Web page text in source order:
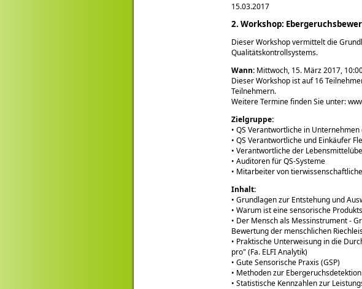
15.03.2017
2. Workshop:
Dieser Workshop vermittelt die
Qualitätskontrollsystems.
Wann: Mittwoch, 15. März 2017,
Dieser Workshop ist auf 16
Teilnehmern.
Weitere Termine finden Sie unter:
Zielgruppe:
• QS Verantwortliche in
• QS Verantwortliche und Einkäufer
• Verantwortliche der
• Auditoren für QS-Systeme
• Mitarbeiter von
Inhalt:
• Grundlagen zur Entstehung und
• Warum ist eine sensorische
• Der Mensch als Messinstrument -
Bewertung der menschlichen
• Praktische Unterweisung in die
pro (Fa. ELFI Analytik)
• Gute Sensorische Praxis (GSP)
• Methoden zur
• Statistische Kennzahlen zur